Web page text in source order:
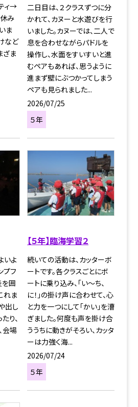
ィ→
み
ま
など
ざま
二日目は、２クラスずつに分
かれて、カヌーと水遊びを行
いました。カヌーでは、二人で
息を合わせながらパドルを
操作し、水面をすいすいと進
むペアもあれば、思うように
進まず壁にぶつかってしまう
ペアも見られました...
2026/07/25
５年
いよ
プフ
を囲
れま
出し
り、
会場
【５年】臨海学習２
続いての活動は、カッターボ
ートです。各クラスごとにボ
ートに乗り込み、「い～ち、
に！」の掛け声に合わせて、心
と力を一つにして「かい」を漕
ぎました。何度も声を掛け合
ううちに動きがそろい、カッタ
ーは力強く海...
2026/07/24
５年